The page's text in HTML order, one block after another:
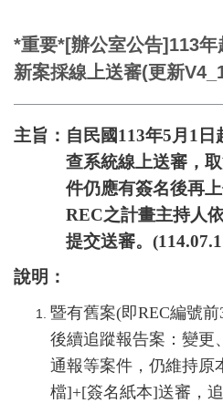
*重要*[辦公室公告]113
新案採線上送審(更新
主旨：自民國113年5月 1 日
查系統線上送審，
件仍應有簽名後再
REC之計畫主持人
提交送審。
說明：
暨有舊案(即REC編號
後續追蹤報告案 ：變
通報等案件，仍維持原
檔]+[簽名紙本]送審，